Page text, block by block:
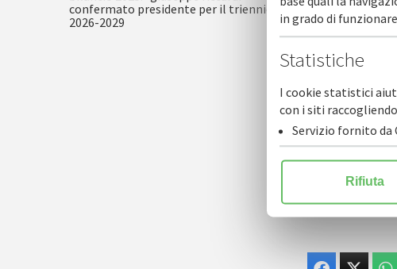
Puglia del 2
COFIDI.IT ha
all'esaurimento
COFIDI.IT farà
confermato presidente per il triennio
2026-2029
in grado di
Statistiche
I cookie statistici
con i siti
Servizio fornito da
Rifiuta